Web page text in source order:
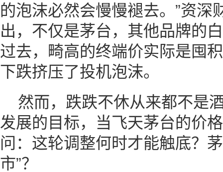
的泡沫必然会慢慢褪去。”资深
出，不仅是茅台，其他品牌的
过去，畸高的终端价实际是囤
下跌挤压了投机泡沫。
然而，跌跌不休从来都不是
发展的目标，当飞天茅台的价
问：这轮调整何时才能触底？
市”？